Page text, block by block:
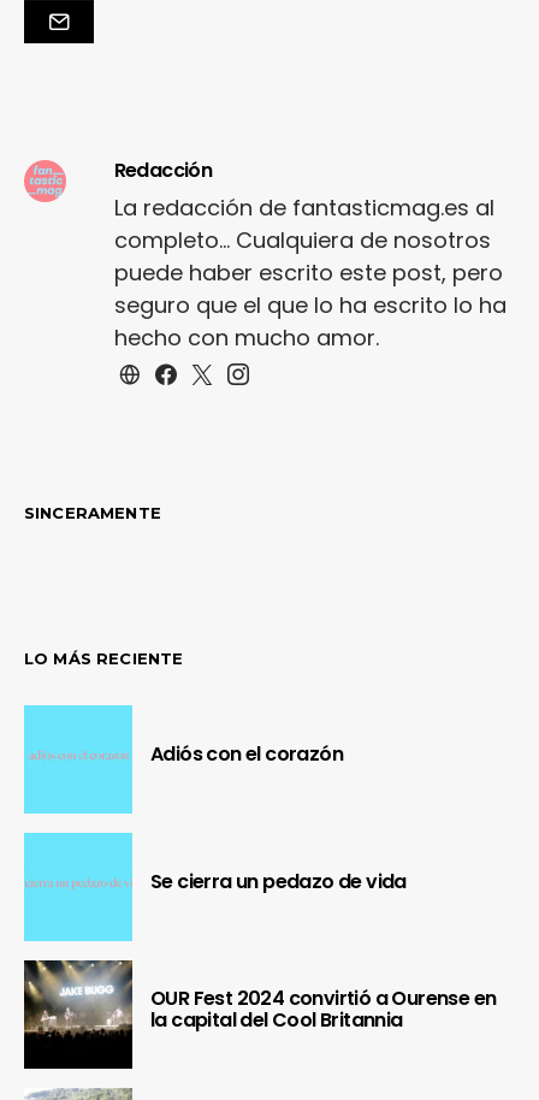
Redacción
La redacción de fantasticmag.es al
completo... Cualquiera de nosotros
puede haber escrito este post, pero
seguro que el que lo ha escrito lo ha
hecho con mucho amor.
SINCERAMENTE
LO MÁS RECIENTE
Adiós con el corazón
Se cierra un pedazo de vida
OUR Fest 2024 convirtió a Ourense en
la capital del Cool Britannia